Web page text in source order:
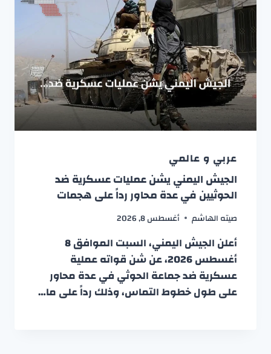
عربي و عالمي
الجيش اليمني يشن عمليات عسكرية ضد
الحوثيين في عدة محاور رداً على هجمات
صيته الهاشم أغسطس 8, 2026
أعلن الجيش اليمني، السبت الموافق 8
أغسطس 2026، عن شن قواته عملية
عسكرية ضد جماعة الحوثي في عدة محاور
على طول خطوط التماس، وذلك رداً على ما…